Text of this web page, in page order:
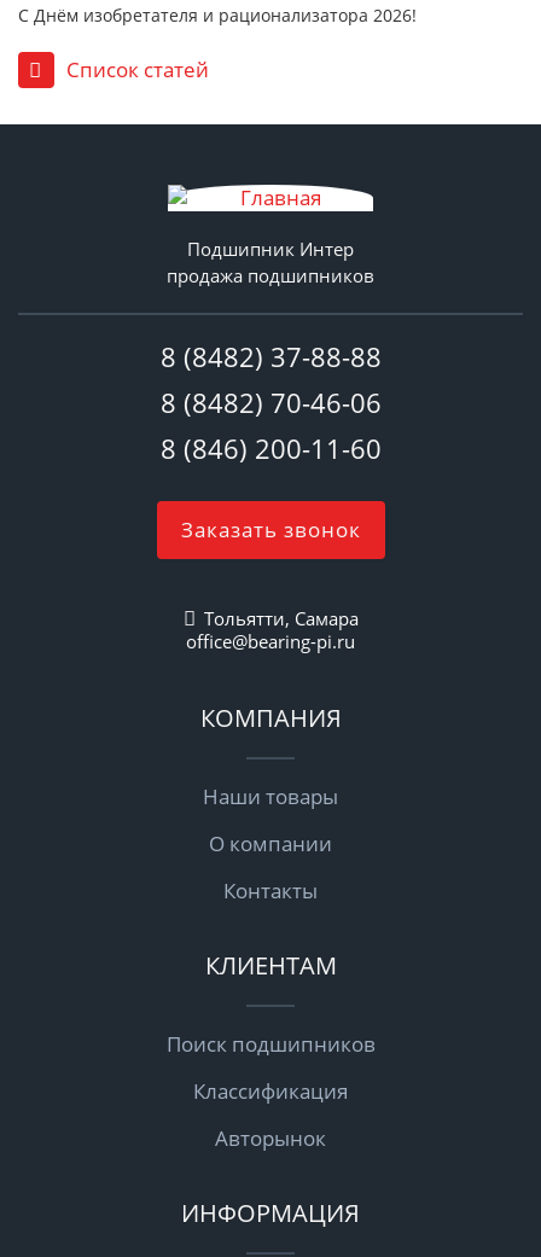
С Днём изобретателя и рационализатора 2026!
Список статей
Подшипник Интер
продажа подшипников
8 (8482) 37-88-88
8 (8482) 70-46-06
8 (846) 200-11-60
Заказать звонок
Тольятти, Самара
office@bearing-pi.ru
КОМПАНИЯ
Наши товары
О компании
Контакты
КЛИЕНТАМ
Поиск подшипников
Классификация
Авторынок
ИНФОРМАЦИЯ